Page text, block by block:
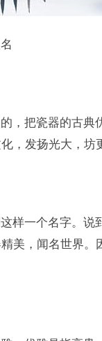
，把瓷器的古典
，发扬光大，坊
样一个名字。说
美，闻名世界。